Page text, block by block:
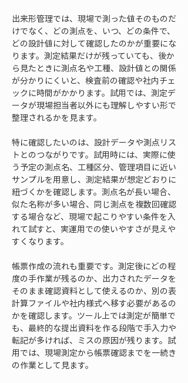
出来形管理では、現場で測った値そのものだ
けでなく、どの測点を、いつ、どの条件で、
どの設計値に対して確認したのかが重要にな
ります。測定結果だけが残っていても、後か
ら見たときに測点名や工種、設計値との関係
が分かりにくいと、検査前の確認や社内チェ
ックに時間がかかります。試用では、測定デ
ータが現場担当者以外にも理解しやすい形で
整理されるかを見ます。
特に確認したいのは、設計データや測点リス
トとのつながりです。試用時には、実際に使
う予定の測点名、工種区分、管理項目に近い
サンプルを用意し、測定結果が想定どおりに
紐づくかを確認します。測点名が長い場合、
似た名称が多い場合、同じ測点を複数回確認
する場合など、現場で起こりやすい条件を入
れて試すと、実運用での使いやすさが見えや
すくなります。
帳票作成の流れも重要です。測定後にどの程
度の手作業が残るのか、出力されたデータを
そのまま確認資料として使えるのか、別の表
計算ファイルや社内様式へ移す必要があるの
かを確認します。ツール上では測定が簡単で
も、最終的な提出資料を作る段階で手入力や
転記が多ければ、ミスの原因が残ります。試
用では、現場測定から帳票確認までを一続き
の作業として見ます。